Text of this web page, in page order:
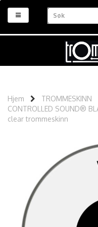
Hjem TROMMESKINN
CONTROLLED SOUND®
clear trommeskinn